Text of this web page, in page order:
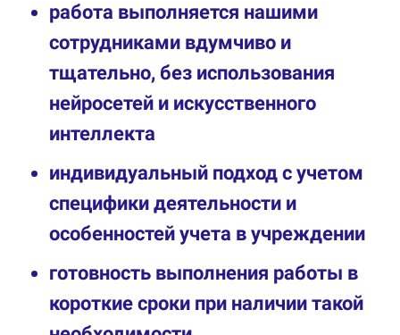
работа выполняется нашими
сотрудниками вдумчиво и
тщательно, без использования
нейросетей и искусственного
интеллекта
индивидуальный подход с учетом
специфики деятельности и
особенностей учета в учреждении
готовность выполнения работы в
короткие сроки при наличии такой